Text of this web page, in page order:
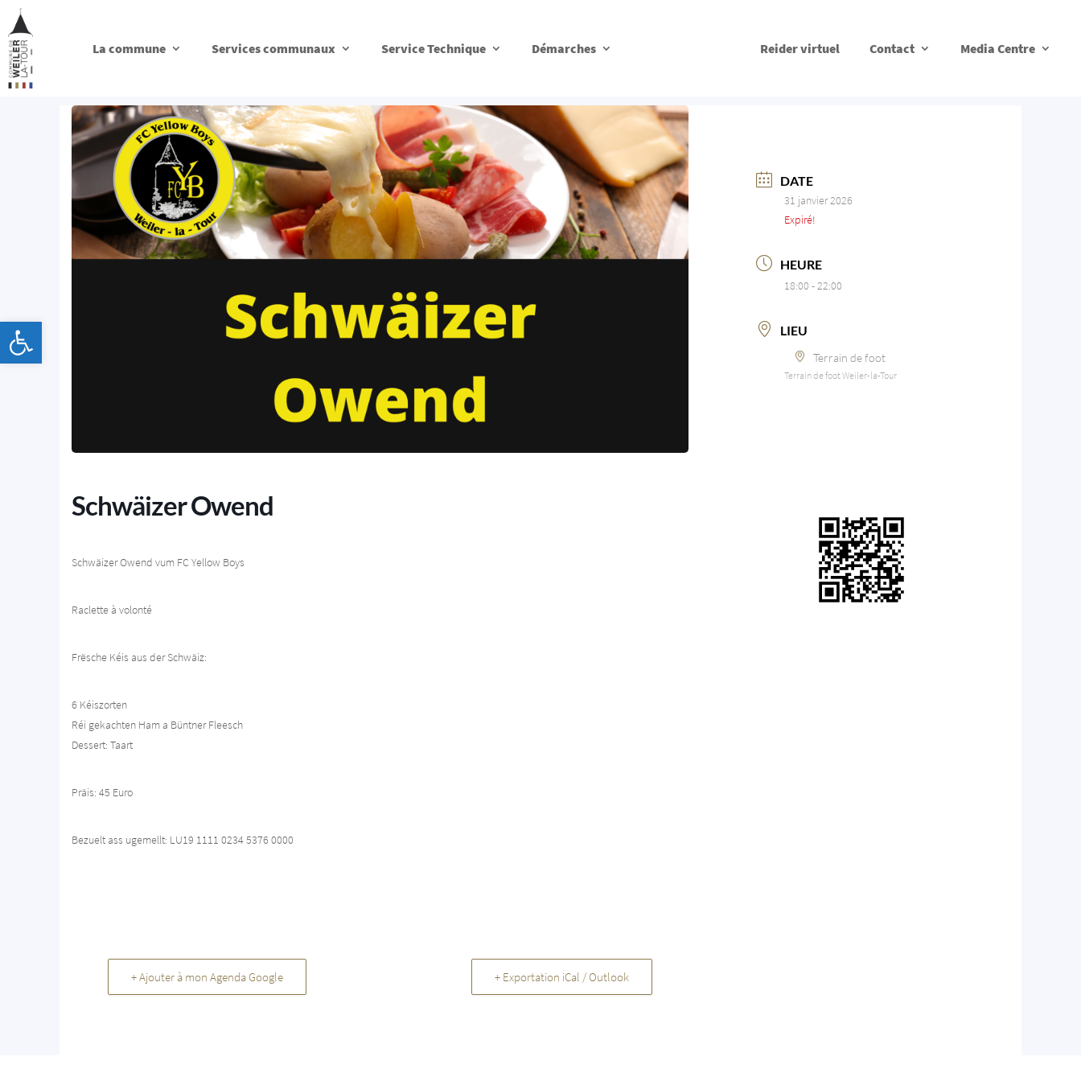
La commune Services communaux Service Technique Démarches Reider virtuel Contact Media Centre
Schwäizer Owend
Schwäizer Owend vum FC Yellow Boys
Raclette à volonté
Frësche Kéis aus der Schwäiz:
6 Kéiszorten
Réi gekachten Ham a Büntner Fleesch
Dessert: Taart
Präis: 45 Euro
Bezuelt ass ugemellt: LU19 1111 0234 5376 0000
+ Ajouter à mon Agenda Google + Exportation iCal / Outlook
DATE
31 janvier 2026
Expiré!
HEURE
18:00 - 22:00
LIEU
Terrain de foot
Terrain de foot Weiler-la-Tour
Ouvrir la barre d’outils